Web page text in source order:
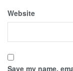
Website
Save my name,